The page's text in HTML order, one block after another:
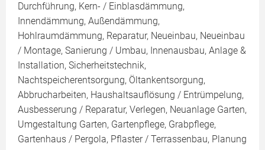
Durchführung, Kern- / Einblasdämmung,
Innendämmung, Außendämmung,
Hohlraumdämmung, Reparatur, Neueinbau, Neueinbau
/ Montage, Sanierung / Umbau, Innenausbau, Anlage &
Installation, Sicherheitstechnik,
Nachtspeicherentsorgung, Öltankentsorgung,
Abbrucharbeiten, Haushaltsauflösung / Entrümpelung,
Ausbesserung / Reparatur, Verlegen, Neuanlage Garten,
Umgestaltung Garten, Gartenpflege, Grabpflege,
Gartenhaus / Pergola, Pflaster / Terrassenbau, Planung